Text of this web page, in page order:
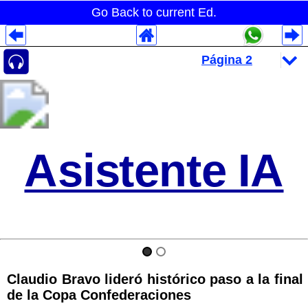
Go Back to current Ed.
Asistente IA
Claudio Bravo lideró histórico paso a la final
de la Copa Confederaciones
Despliegues Analytics
Despliegues Totales
Despliegues por Rubros